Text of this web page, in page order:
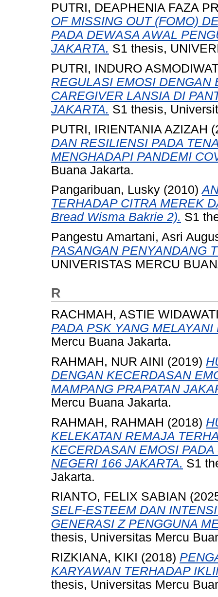
PUTRI, DEAPHENIA FAZA
OF MISSING OUT (FOMO)
PADA DEWASA AWAL
JAKARTA. S1 thesis,
PUTRI, INDURO
REGULASI EMOSI DENGAN
CAREGIVER LANSIA DI
JAKARTA. S1 thesis,
PUTRI, IRIENTANIA AZIZAH
DAN RESILIENSI PADA
MENGHADAPI PANDEMI
Buana Jakarta.
Pangaribuan, Lusky (2010)
TERHADAP CITRA MEREK
Bread Wisma Bakrie 2). S1
Pangestu Amartani, Asri
PASANGAN PENYANDANG
UNIVERISTAS MERCU
R
RACHMAH, ASTIE
PADA PSK YANG MELAYANI
Mercu Buana Jakarta.
RAHMAH, NUR AINI (2019)
DENGAN KECERDASAN
MAMPANG PRAPATAN
Mercu Buana Jakarta.
RAHMAH, RAHMAH (2018)
KELEKATAN REMAJA
KECERDASAN EMOSI
NEGERI 166 JAKARTA. S1
Jakarta.
RIANTO, FELIX SABIAN
SELF-ESTEEM DAN
GENERASI Z PENGGUNA
thesis, Universitas Mercu
RIZKIANA, KIKI (2018)
KARYAWAN TERHADAP
thesis, Universitas Mercu